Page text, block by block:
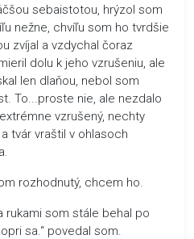
sebaistotou, hrýzol som
nežne, chvíľu som ho tvrdšie
zvíjal a vzdychal čoraz
dolu k jeho vzrušeniu, ale
len dlaňou, nebol som
To...proste nie, ale nezdalo
vzrušený, nechty
tvár vraštil v ohlasoch
rozhodnutý, chcem ho.
rukami som stále behal po
sa.“ povedal som.